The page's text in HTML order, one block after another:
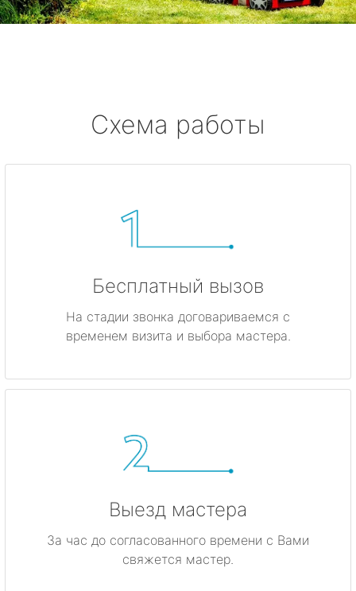
Схема работы
Бесплатный вызов
На стадии звонка договариваемся с
временем визита и выбора мастера.
Выезд мастера
За час до согласованного времени с Вами
свяжется мастер.